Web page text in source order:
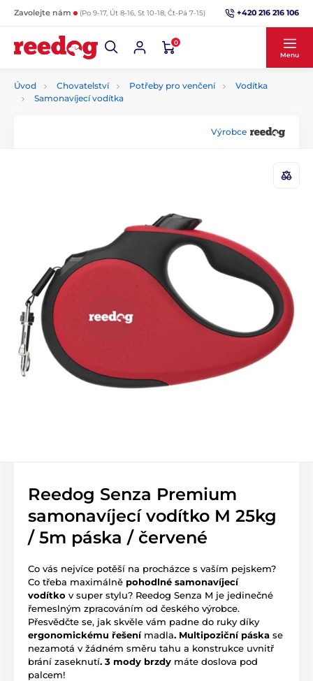
Zavolejte nám (Po 9-17, Út 8-16, St 10-18, Čt-Pá 7-15) +420 216 216 106
0
Menu
Úvod Chovatelství Potřeby pro venčení
Vodítka
Samonavíjecí vodítka
Výrobce
Reedog Senza Premium
samonavíjecí vodítko M 25kg
/ 5m páska / červené
Co vás nejvíce potěší na procházce s vaším pejskem?
Co třeba maximálně pohodlné samonavíjecí
vodítko v super stylu? Reedog Senza M je jedinečné
řemeslným zpracováním od českého výrobce.
Přesvědčte se, jak skvěle vám padne do ruky díky
ergonomickému řešenímadla. Multipoziční páska se
nezamotá v žádném směru tahu a konstrukce uvnitř
brání zaseknutí. 3 mody brzdy máte doslova pod
palcem!